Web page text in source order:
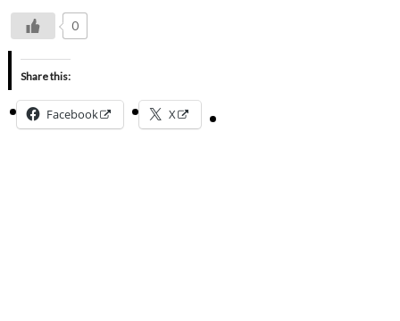
0
Share this:
Facebook X